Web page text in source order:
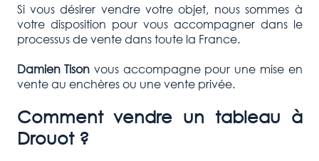
Si vous désirer vendre votre objet, nous sommes à
votre disposition pour vous accompagner dans le
processus de vente dans toute la France.
Damien Tison vous accompagne pour une mise en
vente au enchères ou une vente privée.
Comment vendre un tableau à
Drouot ?